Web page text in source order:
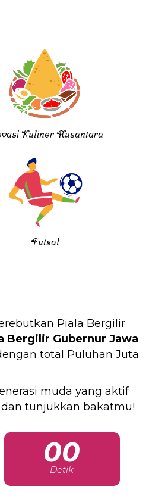
Kuliner Nusantara
Futsal
Piala Bergilir
Bergilir Gubernur Jawa
total Puluhan Juta
muda yang aktif
tunjukkan bakatmu!
00
Detik